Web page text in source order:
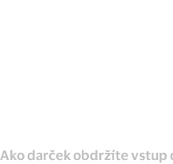
Ako darček obdržíte vstup